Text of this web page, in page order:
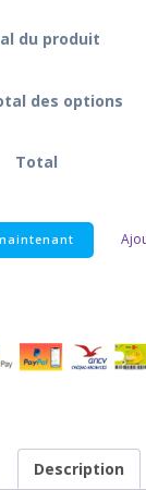
du produit
des options
Total
Description